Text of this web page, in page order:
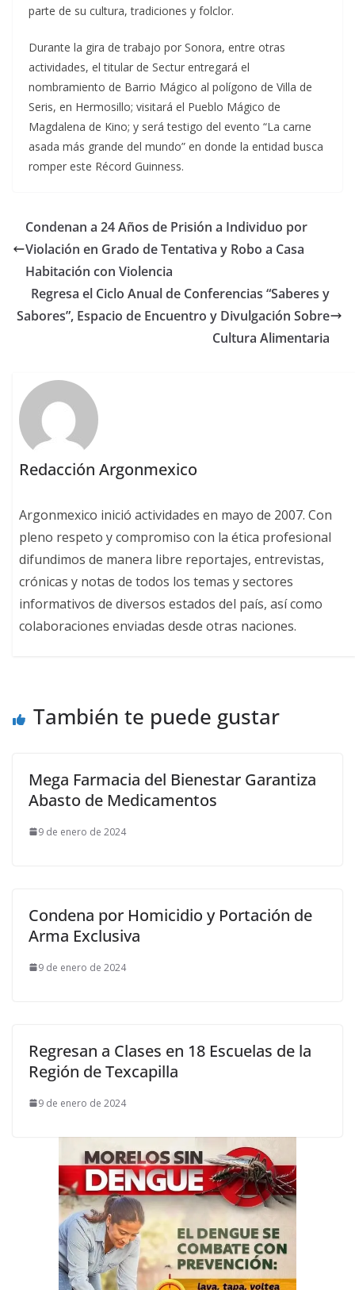
parte de su cultura, tradiciones y folclor.
Durante la gira de trabajo por Sonora, entre otras
actividades, el titular de Sectur entregará el
nombramiento de Barrio Mágico al polígono de Villa de
Seris, en Hermosillo; visitará el Pueblo Mágico de
Magdalena de Kino; y será testigo del evento “La carne
asada más grande del mundo” en donde la entidad busca
romper este Récord Guinness.
Condenan a 24 Años de Prisión a Individuo por
Violación en Grado de Tentativa y Robo a Casa
Habitación con Violencia
Regresa el Ciclo Anual de Conferencias “Saberes y
Sabores”, Espacio de Encuentro y Divulgación Sobre
Cultura Alimentaria
Redacción Argonmexico
Argonmexico inició actividades en mayo de 2007. Con
pleno respeto y compromiso con la ética profesional
difundimos de manera libre reportajes, entrevistas,
crónicas y notas de todos los temas y sectores
informativos de diversos estados del país, así como
colaboraciones enviadas desde otras naciones.
También te puede gustar
Mega Farmacia del Bienestar Garantiza
Abasto de Medicamentos
9 de enero de 2024
Condena por Homicidio y Portación de
Arma Exclusiva
9 de enero de 2024
Regresan a Clases en 18 Escuelas de la
Región de Texcapilla
9 de enero de 2024